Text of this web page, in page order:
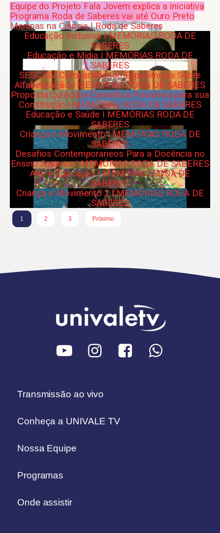
Equipe do Projeto Fala Jovem explica a iniciativa
Programa Roda de Saberes vai até Ouro Preto
Meninas na Ciência | Roda de Saberes
Educação Inclusiva I MEMÓRIAS RODA DE
SABERES
Educação e Mídia I MEMÓRIAS RODA DE
SABERES
SESC/GV Compartilhando Experiências Sobre
Alfabetização I MEMÓRIAS RODA DE SABERES
Proposta Curricular Caminhos Possíveis para sua
Construção I MEMÓRIAS RODA DE SABERES
Educação e Saúde I MEMÓRIAS RODA DE
SABERES
Criança e Movimento I MEMÓRIAS RODA DE
SABERES
Desafios Contemporaneos Para a Docência no
Ensino Superior I MEMÓRIAS RODA DE SABERES
Arte e Educação I MEMÓRIAS RODA DE
SABERES
Criança e Movimento 2 I MEMÓRIAS RODA DE
SABERES
1 2 3 Próximo
Transmissão ao vivo
Conheça a UNIVALE TV
Nossa Equipe
Programas
Onde assistir